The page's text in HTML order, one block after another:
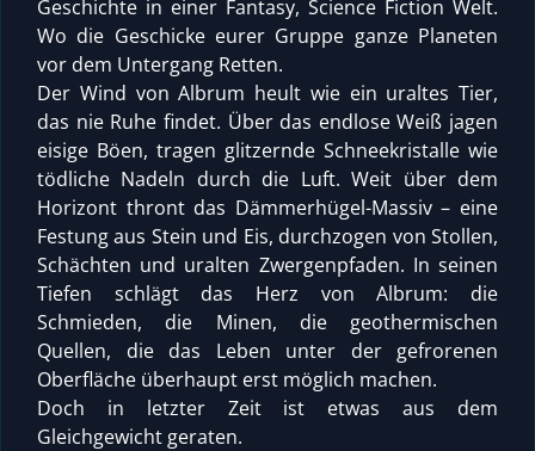
Geschichte in einer Fantasy, Science Fiction Welt.
Wo die Geschicke eurer Gruppe ganze Planeten
vor dem Untergang Retten.
Der Wind von Albrum heult wie ein uraltes Tier,
das nie Ruhe findet. Über das endlose Weiß jagen
eisige Böen, tragen glitzernde Schneekristalle wie
tödliche Nadeln durch die Luft. Weit über dem
Horizont thront das Dämmerhügel-Massiv – eine
Festung aus Stein und Eis, durchzogen von Stollen,
Schächten und uralten Zwergenpfaden. In seinen
Tiefen schlägt das Herz von Albrum: die
Schmieden, die Minen, die geothermischen
Quellen, die das Leben unter der gefrorenen
Oberfläche überhaupt erst möglich machen.
Doch in letzter Zeit ist etwas aus dem
Gleichgewicht geraten.